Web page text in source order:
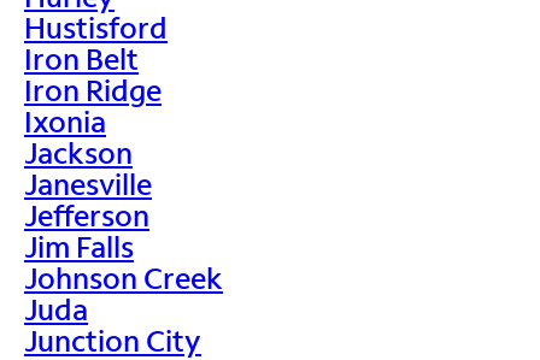
Hustisford
Iron Belt
Iron Ridge
Ixonia
Jackson
Janesville
Jefferson
Jim Falls
Johnson Creek
Juda
Junction City